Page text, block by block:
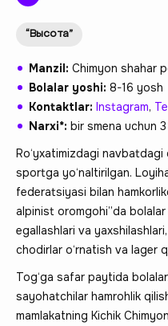
“Высота”
Manzil: Chimyon shahar
Bolalar yoshi: 8-16 yosh
Kontaktlar: Instagram,
Narxi*: bir smena uchun
Ro‘yxatimizdagi
sportga yo‘naltirilgan.
federatsiyasi bilan
alpinist oromgohi”da bolalar
egallashlari va
chodirlar o‘rnatish va lager
Tog‘ga safar paytida
sayohatchilar hamrohlik
mamlakatning Kichik